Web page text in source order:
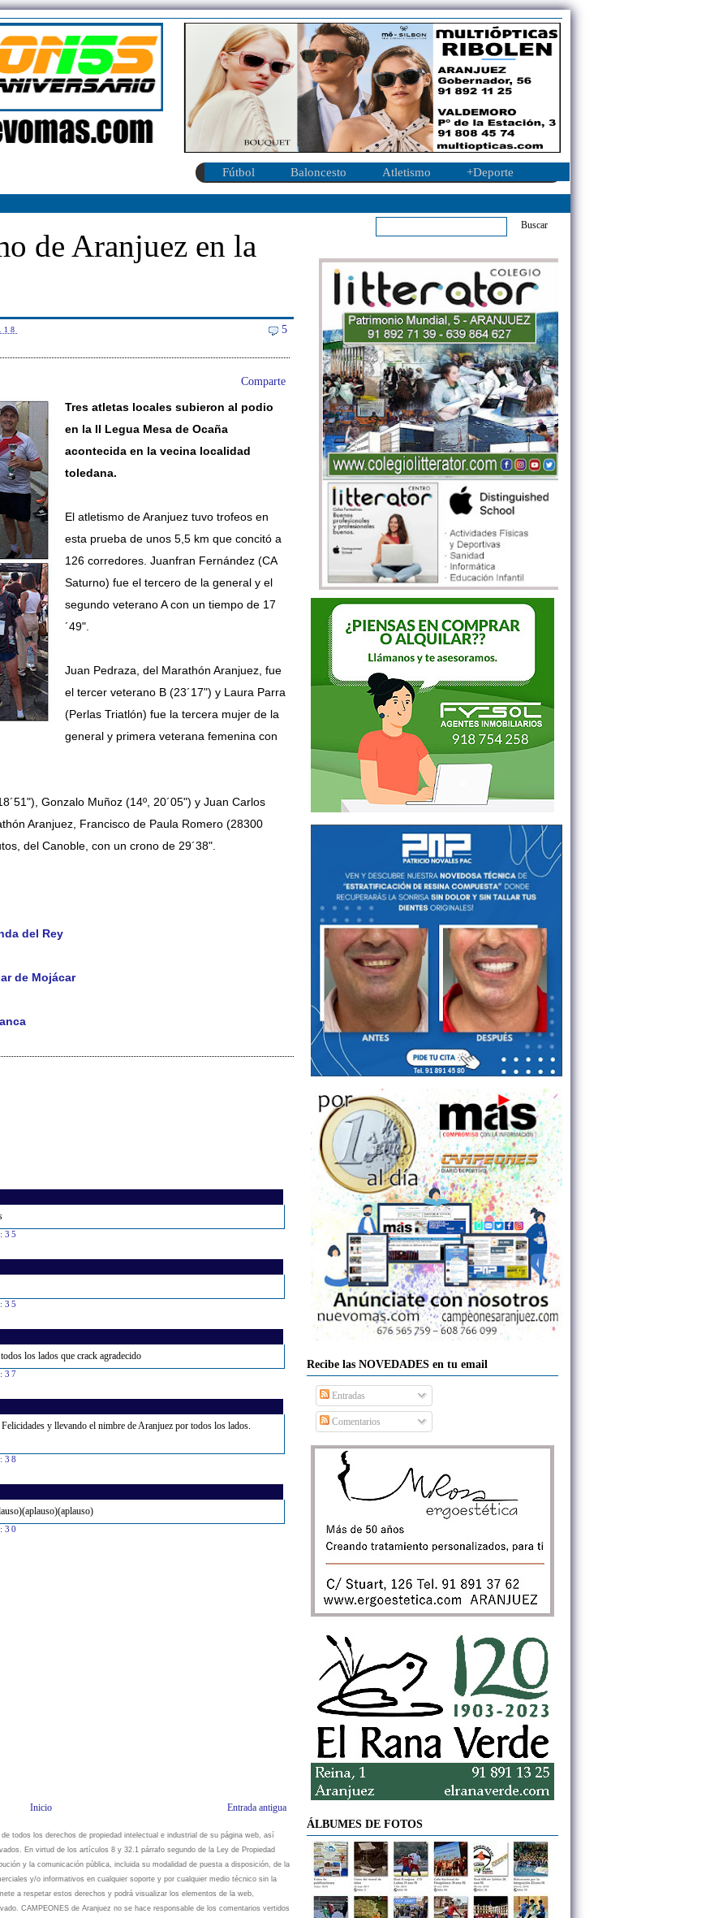
Fútbol Baloncesto Atletismo +Deporte
de Aranjuez en la
5
Comparte
Tres atletas locales subieron al podio
en la II Legua Mesa de Ocaña
acontecida en la vecina localidad
toledana.
El atletismo de Aranjuez tuvo trofeos en
esta prueba de unos 5,5 km que concitó a
126 corredores. Juanfran Fernández (CA
Saturno) fue el tercero de la general y el
segundo veterano A con un tiempo de 17
´49".
Juan Pedraza, del Marathón Aranjuez, fue
el tercer veterano B (23´17") y Laura Parra
(Perlas Triatlón) fue la tercera mujer de la
general y primera veterana femenina con
Gonzalo Muñoz (14º, 20´05") y Juan Carlos
Aranjuez, Francisco de Paula Romero (28300
del Canoble, con un crono de 29´38".
del Rey
de Mojácar
los lados que crack agradecido
y llevando el nimbre de Aranjuez por todos los lados.
Entrada antigua
Inicio
todos los derechos de propiedad intelectual e industrial de su página web, así
En virtud de los artículos 8 y 32.1 párrafo segundo de la Ley de Propiedad
y la comunicación pública, incluida su modalidad de puesta a disposición, de la
y/o informativos en cualquier soporte y por cualquier medio técnico sin la
a respetar estos derechos y podrá visualizar los elementos de la web,
CAMPEONES de Aranjuez no se hace responsable de los comentarios vertidos
Recibe las NOVEDADES en tu email
Entradas
Comentarios
ÁLBUMES DE FOTOS